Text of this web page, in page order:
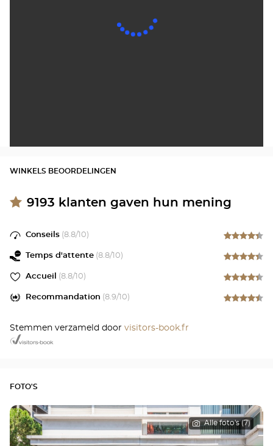
WINKELS BEOORDELINGEN
9193 klanten gaven hun mening
Conseils (8.8/10)
Temps d'attente (8.8/10)
Accueil (8.8/10)
Recommandation (8.9/10)
Stemmen verzameld door visitors-book.fr
FOTO'S
Alle foto's (7)